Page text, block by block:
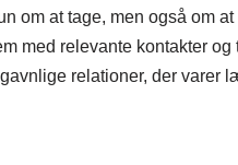
om at tage, men også om
med relevante kontakter
relationer, der varer